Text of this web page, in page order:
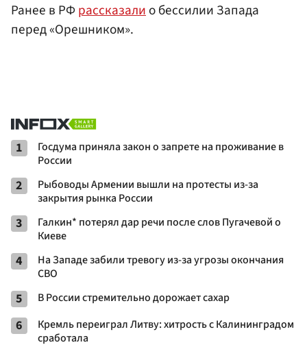
Ранее в РФрассказалио бессилии Запада
перед «Орешником».
1
Госдума приняла закон о запрете на проживание в
России
2
Рыбоводы Армении вышли на протесты из-за
закрытия рынка России
3
Галкин* потерял дар речи после слов Пугачевой о
Киеве
4
На Западе забили тревогу из-за угрозы окончания
СВО
5 В России стремительно дорожает сахар
6
Кремль переиграл Литву: хитрость с Калининградом
сработала